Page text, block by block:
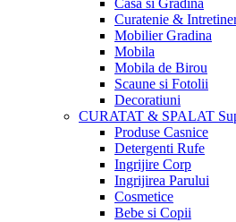
Casa si Gradina
Curatenie &
Mobilier Gradina
Mobila
Mobila de Birou
Scaune si Fotolii
Decoratiuni
CURATAT & SPALAT
Produse Casnice
Detergenti Rufe
Ingrijire Corp
Ingrijirea Parului
Cosmetice
Bebe si Copii